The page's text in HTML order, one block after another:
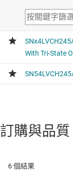
訂購與品質